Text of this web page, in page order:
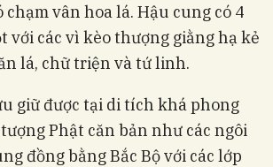
chạm vân hoa lá. Hậu cung có 4
với các vì kèo thượng giằng hạ kẻ
lá, chữ triện và tứ linh.
giữ được tại di tích khá phong
Phật căn bản như các ngôi
đồng bằng Bắc Bộ với các lớp